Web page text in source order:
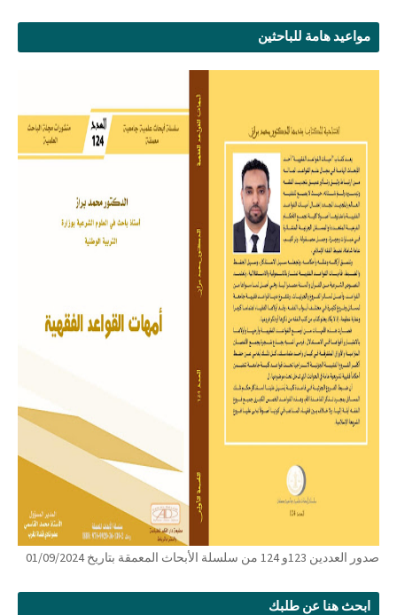
مواعيد هامة للباحثين
صدور العددين 123و 124 من سلسلة الأبحاث المعمقة بتاريخ 01/09/2024
ابحث هنا عن طلبك